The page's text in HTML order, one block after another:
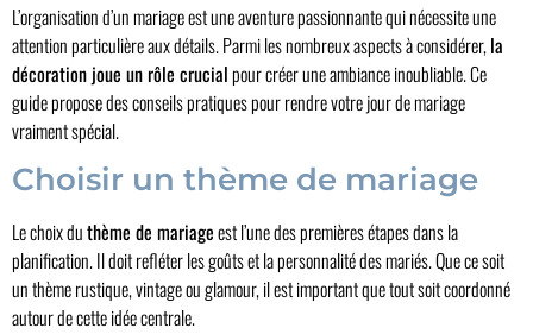
L’organisation d’un mariage est une aventure passionnante qui nécessite une
attention particulière aux détails. Parmi les nombreux aspects à considérer,la
décoration joue un rôle crucialpour créer une ambiance inoubliable. Ce
guide propose des conseils pratiques pour rendre votre jour de mariage
vraiment spécial.
Choisir un thème de mariage
Le choix duthème de mariageest l’une des premières étapes dans la
planification. Il doit refléter les goûts et la personnalité des mariés. Que ce soit
un thème rustique, vintage ou glamour, il est important que tout soit coordonné
autour de cette idée centrale.